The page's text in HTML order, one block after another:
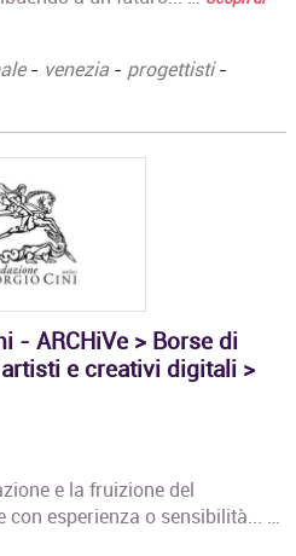
- venezia- progettisti-
- ARCHiVe > Borse di
e creativi digitali >
e la fruizione del
con esperienza o sensibilità... …